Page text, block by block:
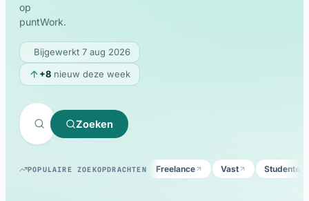
PT Português
UK Українська
IT Italiano
TR Türkçe
العربية
op
puntWork.
Bijgewerkt 7 aug 2026
+8 nieuw deze week
Zoeken
POPULAIRE ZOEKOPDRACHTEN Freelance Vast